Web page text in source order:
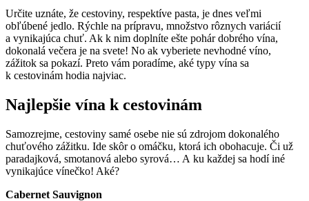
Určite uznáte, že cestoviny, respektíve pasta, je dnes veľmi
obľúbené jedlo. Rýchle na prípravu, množstvo rôznych variácií
a vynikajúca chuť. Ak k nim doplníte ešte pohár dobrého vína,
dokonalá večera je na svete! No ak vyberiete nevhodné víno,
zážitok sa pokazí. Preto vám poradíme, aké typy vína sa
k cestovinám hodia najviac.
Najlepšie vína k cestovinám
Samozrejme, cestoviny samé osebe nie sú zdrojom dokonalého
chuťového zážitku. Ide skôr o omáčku, ktorá ich obohacuje. Či už
paradajková, smotanová alebo syrová… A ku každej sa hodí iné
vynikajúce vínečko! Aké?
Cabernet Sauvignon